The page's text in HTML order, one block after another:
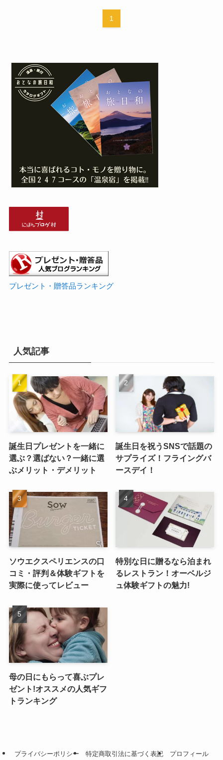
1
プレゼント・贈答品ランキング
人気記事
誕生日プレゼントを一緒に
選ぶ？選ばない？一緒に選
ぶメリット・デメリット
誕生日を祝うSNSで話題の
サプライズ！フライングバ
ースデイ！
ソウエクスペリエンスの口
コミ・評判＆体験ギフトを
実際に使ってレビュー
特別な日に贈るなら泊まれ
るレストラン！オーベルジ
ュ体験ギフトの魅力!
母の日にもらって喜ぶプレ
ゼント!オススメの人気ギフ
トランキング
プライバシーポリシー 特定商取引法に基づく表記 プロフィール